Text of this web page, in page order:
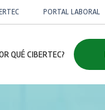
PORTAL LABORAL
QUÉ CIBERTEC?